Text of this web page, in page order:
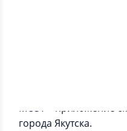
MOST – приложение
города Якутска.